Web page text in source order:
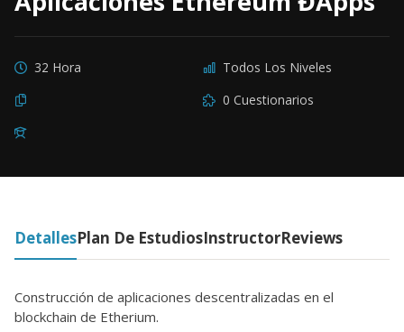
32 Hora
Todos Los Niveles
0 Cuestionarios
DetallesPlan De EstudiosInstructorReviews
Construcción de aplicaciones descentralizadas en el
blockchain de Etherium.